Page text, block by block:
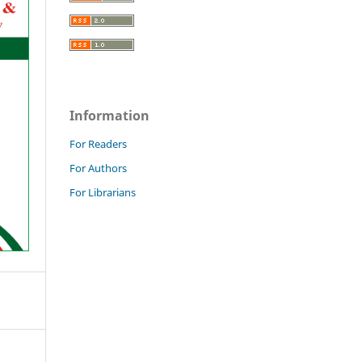
Information
For Readers
For Authors
For Librarians